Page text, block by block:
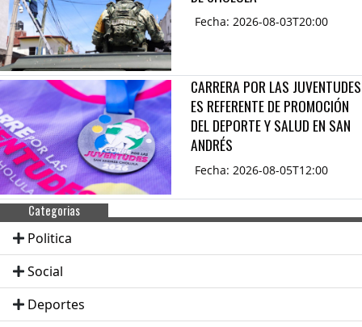
Fecha: 2026-08-03T20:00
CARRERA POR LAS JUVENTUDES
ES REFERENTE DE PROMOCIÓN
DEL DEPORTE Y SALUD EN SAN
ANDRÉS
Fecha: 2026-08-05T12:00
Categorias
Politica
Social
Deportes